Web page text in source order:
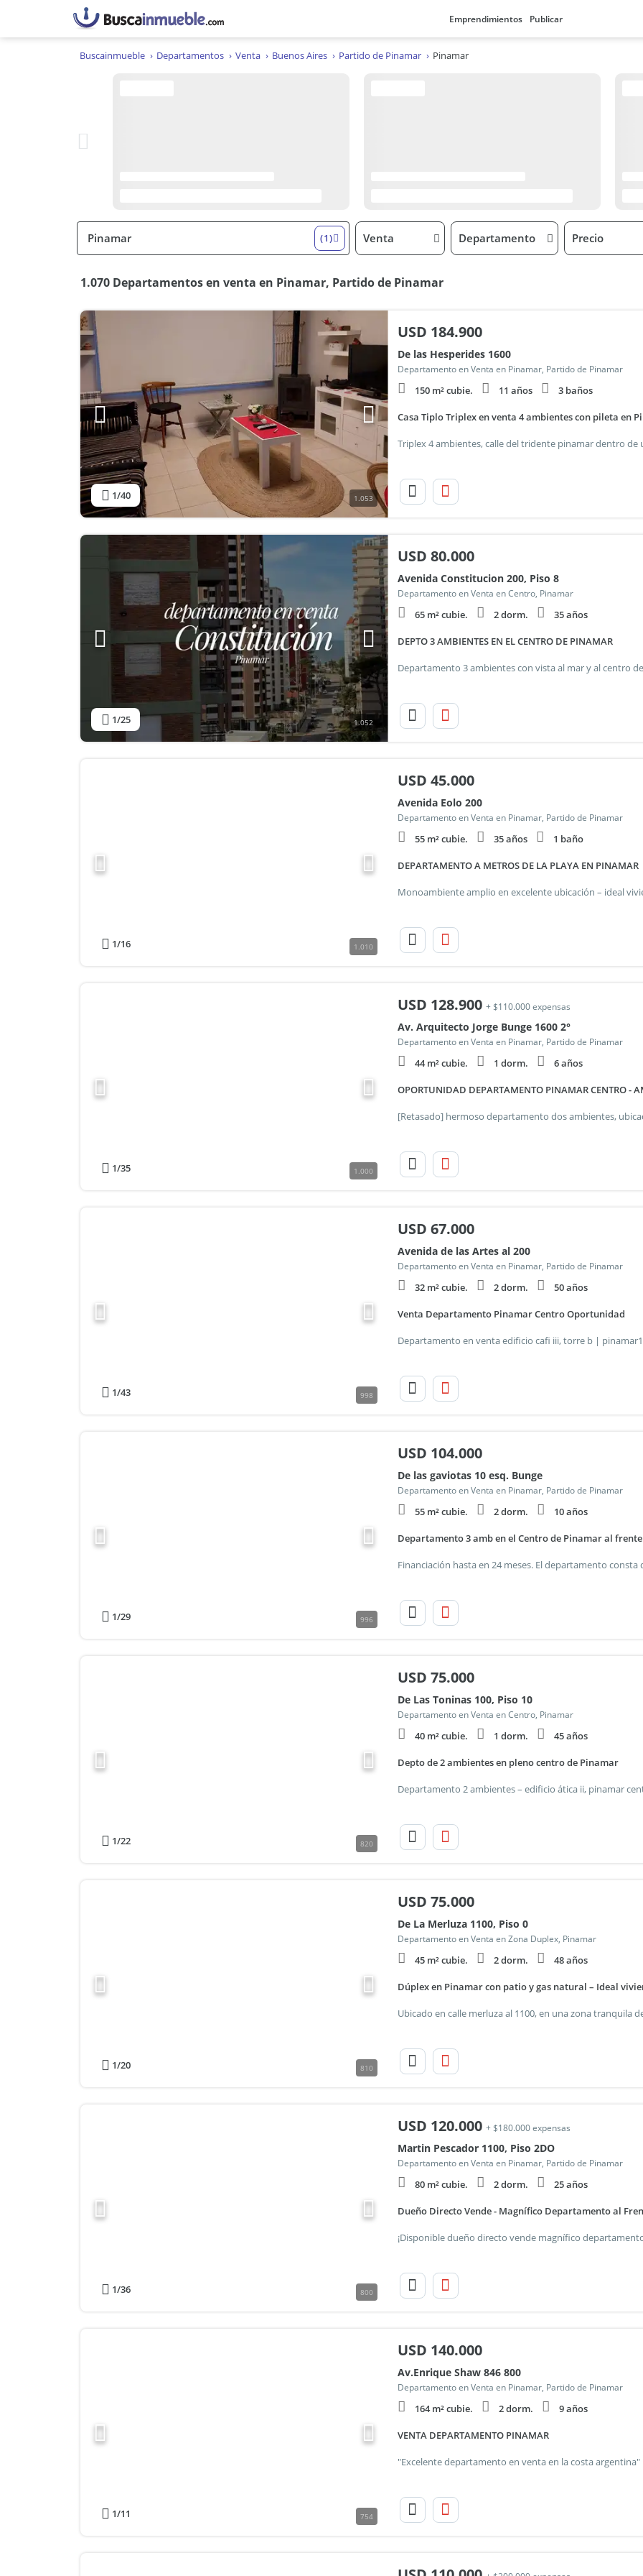
Emprendimientos Publicar
Buscainmueble Departamentos Venta Buenos Aires Partido de Pinamar Pinamar
(1) Venta Departamento Precio
1.070 Departamentos en venta en Pinamar, Partido de Pinamar
1/40 1.053
USD 184.900
De las Hesperides 1600
Departamento en Venta en Pinamar, Partido de Pinamar
150 m² cubie. 11 años 3 baños
Casa Tiplo Triplex en venta 4 ambientes con pileta en
1/25 1.052
USD 80.000
Avenida Constitucion 200, Piso 8
Departamento en Venta en Centro, Pinamar
65 m² cubie. 2 dorm. 35 años
DEPTO 3 AMBIENTES EN EL CENTRO DE PINAMAR
1/16 1.010
USD 45.000
Avenida Eolo 200
Departamento en Venta en Pinamar, Partido de Pinamar
55 m² cubie. 35 años 1 baño
DEPARTAMENTO A METROS DE LA PLAYA EN PINAMAR
1/35 1.000
USD 128.900 + $110.000 expensas
Av. Arquitecto Jorge Bunge 1600 2°
Departamento en Venta en Pinamar, Partido de Pinamar
44 m² cubie. 1 dorm. 6 años
OPORTUNIDAD DEPARTAMENTO PINAMAR CENTRO -
1/43 998
USD 67.000
Avenida de las Artes al 200
Departamento en Venta en Pinamar, Partido de Pinamar
32 m² cubie. 2 dorm. 50 años
Venta Departamento Pinamar Centro Oportunidad
1/29 996
USD 104.000
De las gaviotas 10 esq. Bunge
Departamento en Venta en Pinamar, Partido de Pinamar
55 m² cubie. 2 dorm. 10 años
Departamento 3 amb en el Centro de Pinamar al
1/22 820
USD 75.000
De Las Toninas 100, Piso 10
Departamento en Venta en Centro, Pinamar
40 m² cubie. 1 dorm. 45 años
Depto de 2 ambientes en pleno centro de Pinamar
1/20 810
USD 75.000
De La Merluza 1100, Piso 0
Departamento en Venta en Zona Duplex, Pinamar
45 m² cubie. 2 dorm. 48 años
Dúplex en Pinamar con patio y gas natural – Ideal
1/36 800
USD 120.000 + $180.000 expensas
Martin Pescador 1100, Piso 2DO
Departamento en Venta en Pinamar, Partido de Pinamar
80 m² cubie. 2 dorm. 25 años
Dueño Directo Vende - Magnífico Departamento al
1/11 754
USD 140.000
Av.Enrique Shaw 846 800
Departamento en Venta en Pinamar, Partido de Pinamar
164 m² cubie. 2 dorm. 9 años
VENTA DEPARTAMENTO PINAMAR